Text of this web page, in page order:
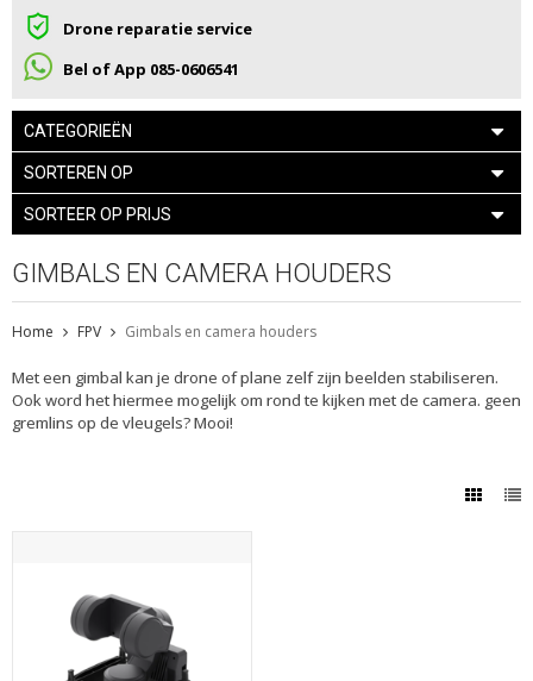
Drone reparatie service
Bel of App 085-0606541
CATEGORIEËN
SORTEREN OP
SORTEER OP PRIJS
GIMBALS EN CAMERA HOUDERS
Home FPV Gimbals en camera houders
Met een gimbal kan je drone of plane zelf zijn beelden stabiliseren.
Ook word het hiermee mogelijk om rond te kijken met de camera. geen
gremlins op de vleugels? Mooi!